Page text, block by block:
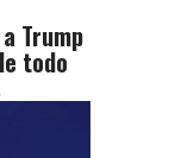
Trump
todo